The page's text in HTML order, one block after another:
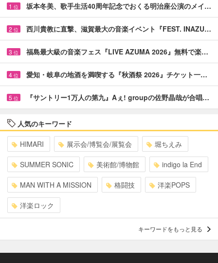
1 位 坂本冬美、歌手生活40周年記念でおくる明治座公演のメイ…
2 位 西川貴教に直撃、滋賀最大の音楽イベント『FEST. INAZU…
3 位 福島最大級の音楽フェス『LIVE AZUMA 2026』無料で楽…
4 位 愛知・岐阜の地酒を満喫する『秋酒祭 2026』チケット一…
5 位 『サントリー1万人の第九』Aぇ! groupの佐野晶哉が合唱…
人気のキーワード
HIMARI 展示会/博覧会/展覧会 堀ちえみ
SUMMER SONIC 美術館/博物館 indigo la End
MAN WITH A MISSION 格闘技 洋楽POPS
洋楽ロック
キーワードをもっと見る